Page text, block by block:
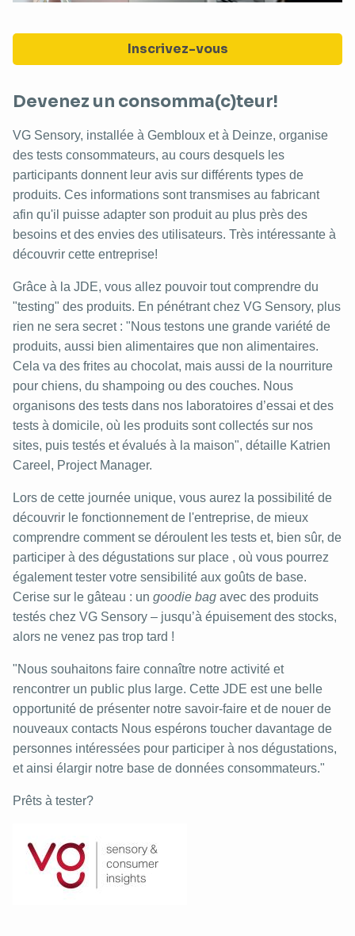
Inscrivez-vous
Devenez un consomma(c)teur!
VG Sensory, installée à Gembloux et à Deinze, organise
des tests consommateurs, au cours desquels les
participants donnent leur avis sur différents types de
produits. Ces informations sont transmises au fabricant
afin qu'il puisse adapter son produit au plus près des
besoins et des envies des utilisateurs. Très intéressante à
découvrir cette entreprise!
Grâce à la JDE, vous allez pouvoir tout comprendre du
"testing" des produits. En pénétrant chez VG Sensory, plus
rien ne sera secret : "Nous testons une grande variété de
produits, aussi bien alimentaires que non alimentaires.
Cela va des frites au chocolat, mais aussi de la nourriture
pour chiens, du shampoing ou des couches. Nous
organisons des tests dans nos laboratoires d’essai et des
tests à domicile, où les produits sont collectés sur nos
sites, puis testés et évalués à la maison", détaille Katrien
Careel, Project Manager.
Lors de cette journée unique, vous aurez la possibilité de
découvrir le fonctionnement de l'entreprise, de mieux
comprendre comment se déroulent les tests et, bien sûr, de
participer à des dégustations sur place , où vous pourrez
également tester votre sensibilité aux goûts de base.
Cerise sur le gâteau : un goodie bag avec des produits
testés chez VG Sensory – jusqu’à épuisement des stocks,
alors ne venez pas trop tard !
"Nous souhaitons faire connaître notre activité et
rencontrer un public plus large. Cette JDE est une belle
opportunité de présenter notre savoir-faire et de nouer de
nouveaux contacts Nous espérons toucher davantage de
personnes intéressées pour participer à nos dégustations,
et ainsi élargir notre base de données consommateurs."
Prêts à tester?